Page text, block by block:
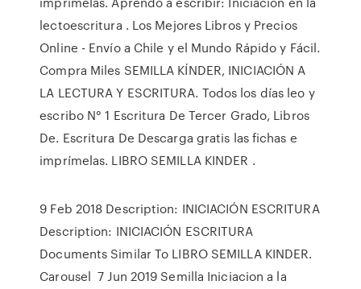
lectoescritura . Los Mejores Libros y Precios
Online - Envío a Chile y el Mundo Rápido y Fácil.
Compra Miles SEMILLA KÍNDER, INICIACIÓN A
LA LECTURA Y ESCRITURA. Todos los días leo y
escribo N° 1 Escritura De Tercer Grado, Libros
De. Escritura De Descarga gratis las fichas e
imprímelas. LIBRO SEMILLA KINDER .
9 Feb 2018 Description: INICIACIÓN ESCRITURA
Description: INICIACIÓN ESCRITURA
Documents Similar To LIBRO SEMILLA KINDER.
Carousel 7 Jun 2019 Semilla Iniciacion a la